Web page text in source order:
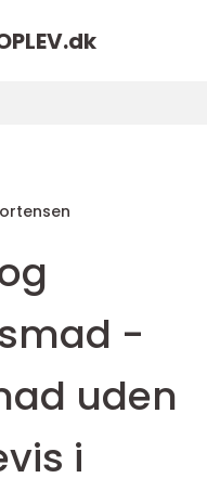
dk
-
uden
i